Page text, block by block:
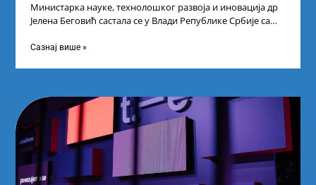
Министарка науке, технолошког развоја и иновација др
Јелена Беговић састала се у Влади Републике Србије са
Сазнај више »